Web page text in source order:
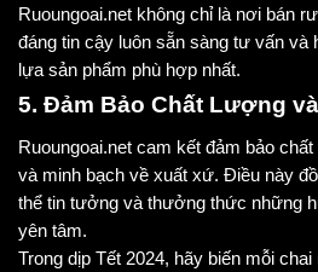
Ruoungoai.net không chỉ là nơi bán
đáng tin cậy luôn sẵn sàng tư vấn và
lựa sản phẩm phù hợp nhất.
5. Đảm Bảo Chất Lượng
Ruoungoai.net cam kết đảm bảo
và minh bạch về xuất xứ. Điều này
thể tin tưởng và thưởng thức những
yên tâm.
Trong dịp Tết 2024, hãy biến mỗi